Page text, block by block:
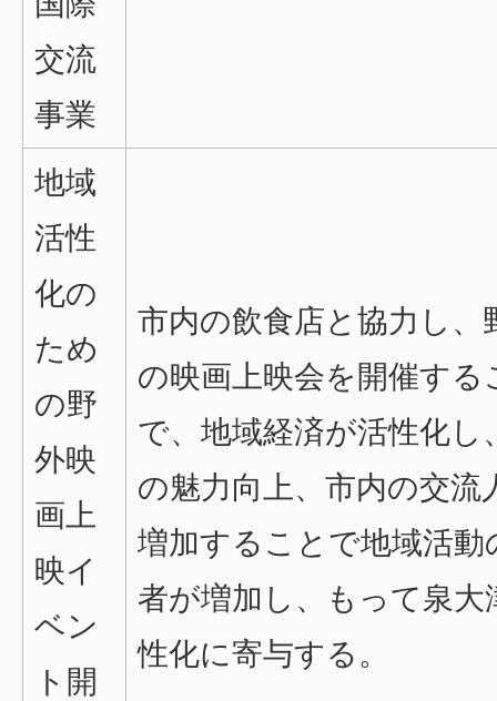
交流
事業
地域
活性
化の
ため
の野
外映
画上
映イ
ベン
ト開
市内の飲食店と協力し、
の映画上映会を開催する
で、地域経済が活性化し
の魅力向上、市内の交流
増加することで地域活動
者が増加し、もって泉大
性化に寄与する。